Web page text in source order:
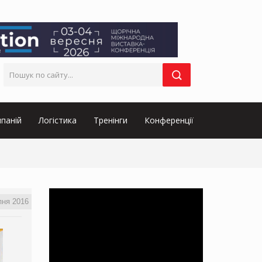
Логістика Тренінги Конференції
2016